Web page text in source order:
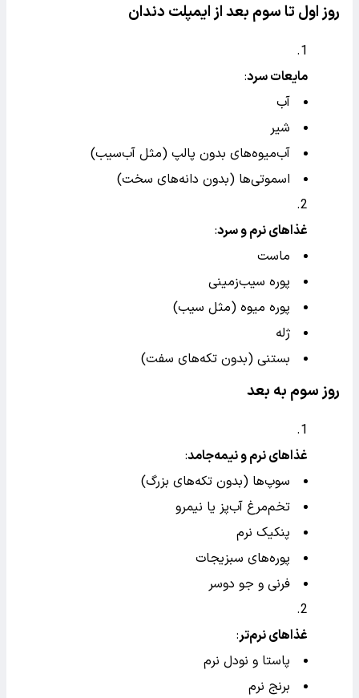
روز اول تا سوم بعد از ایمپلت دندان
مایعات سرد:
آب
شیر
آب‌میوه‌های بدون پالپ (مثل آب‌سیب)
اسموتی‌ها (بدون دانه‌های سخت)
غذاهای نرم و سرد:
ماست
پوره سیب‌زمینی
پوره میوه (مثل سیب)
ژله
بستنی (بدون تکه‌های سفت)
روز سوم به بعد
غذاهای نرم و نیمه‌جامد:
سوپ‌ها (بدون تکه‌های بزرگ)
تخم‌مرغ آب‌پز یا نیمرو
پنکیک نرم
پوره‌های سبزیجات
فرنی و جو دوسر
غذاهای نرم‌تر:
پاستا و نودل نرم
برنج نرم